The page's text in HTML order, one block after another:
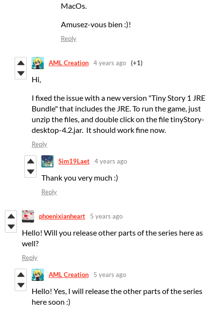
MacOs.
Amusez-vous bien :)!
Reply
AML Creation 4 years ago (+1)
Hi,
I fixed the issue with a new version "Tiny Story 1 JRE
Bundle" that includes the JRE. To run the game, just
unzip the files, and double click on the file tinyStory-
desktop-4.2.jar. It should work fine now.
Reply
Sim19Laet 4 years ago
Thank you very much :)
Reply
phoenixianheart 5 years ago
Hello! Will you release other parts of the series here as
well?
Reply
AML Creation 5 years ago
Hello! Yes, I will release the other parts of the series
here soon :)